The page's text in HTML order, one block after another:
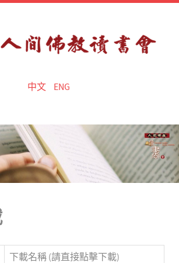
中文 ENG
下載名稱 (請直接點擊下載)